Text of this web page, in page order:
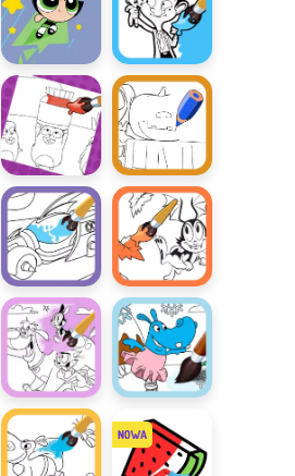
Atomówkowy
Rysownik
Sztuka
chlapania:
Jaś Fasola
Sztuka
chlapania:
Grizzy i
lemingi
Sztuka
chlapania:
Halloween
Sztuka
chlapania:
Odlotowe
wyścigi
Jesień
Sztuka
chlapania:
Królikula
chlapania:
Zimowe